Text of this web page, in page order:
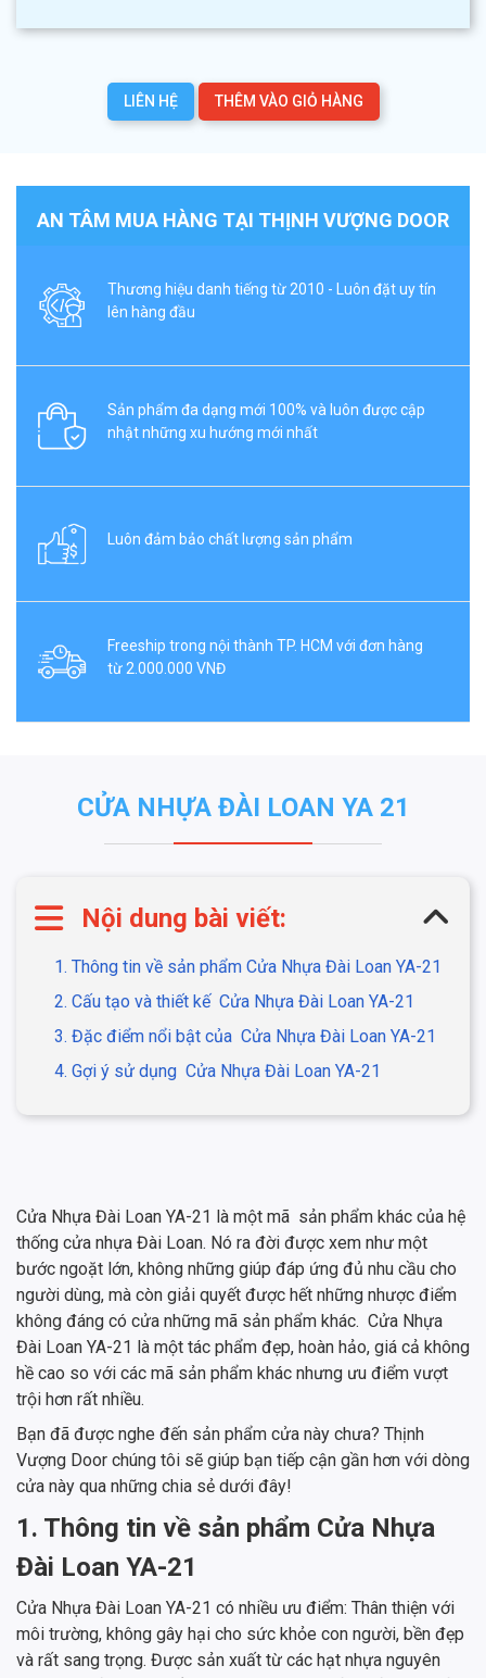
LIÊN HỆ THÊM VÀO GIỎ HÀNG
AN TÂM MUA HÀNG TẠI THỊNH VƯỢNG DOOR
Thương hiệu danh tiếng từ 2010 - Luôn đặt uy tín
lên hàng đầu
Sản phẩm đa dạng mới 100% và luôn được cập
nhật những xu hướng mới nhất
Luôn đảm bảo chất lượng sản phẩm
Freeship trong nội thành TP. HCM với đơn hàng
từ 2.000.000 VNĐ
CỬA NHỰA ĐÀI LOAN YA 21
Nội dung bài viết:
1. Thông tin về sản phẩm Cửa Nhựa Đài Loan YA-21
2. Cấu tạo và thiết kế Cửa Nhựa Đài Loan YA-21
3. Đặc điểm nổi bật của Cửa Nhựa Đài Loan YA-21
4. Gợi ý sử dụng Cửa Nhựa Đài Loan YA-21
Cửa Nhựa Đài Loan YA-21 là một mã sản phẩm khác của hệ
thống cửa nhựa Đài Loan. Nó ra đời được xem như một
bước ngoặt lớn, không những giúp đáp ứng đủ nhu cầu cho
người dùng, mà còn giải quyết được hết những nhược điểm
không đáng có cửa những mã sản phẩm khác. Cửa Nhựa
Đài Loan YA-21 là một tác phẩm đẹp, hoàn hảo, giá cả không
hề cao so với các mã sản phẩm khác nhưng ưu điểm vượt
trội hơn rất nhiều.
Bạn đã được nghe đến sản phẩm cửa này chưa? Thịnh
Vượng Door chúng tôi sẽ giúp bạn tiếp cận gần hơn với dòng
cửa này qua những chia sẻ dưới đây!
1. Thông tin về sản phẩm Cửa Nhựa
Đài Loan YA-21
Cửa Nhựa Đài Loan YA-21 có nhiều ưu điểm: Thân thiện với
môi trường, không gây hại cho sức khỏe con người, bền đẹp
và rất sang trọng. Được sản xuất từ các hạt nhựa nguyên